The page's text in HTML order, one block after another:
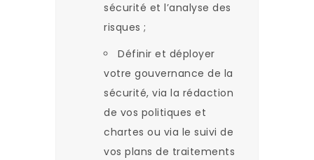
sécurité et l’analyse des
risques ;
Définir et déployer
votre gouvernance de la
sécurité, via la rédaction
de vos politiques et
chartes ou via le suivi de
vos plans de traitements